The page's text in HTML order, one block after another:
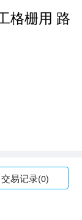
格栅用 路
交易记录(0)